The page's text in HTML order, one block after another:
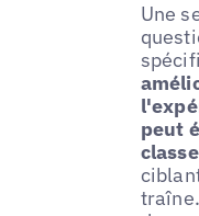
Une
peut